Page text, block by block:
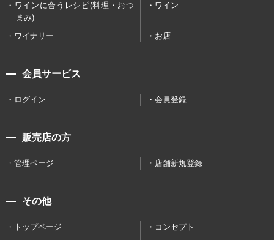
ワインに合うレシピ(料理・おつ
まみ)
ワイン
ワイナリー お店
会員サービス
ログイン 会員登録
販売店の方
管理ページ 店舗新規登録
その他
トップページ
コンセプト